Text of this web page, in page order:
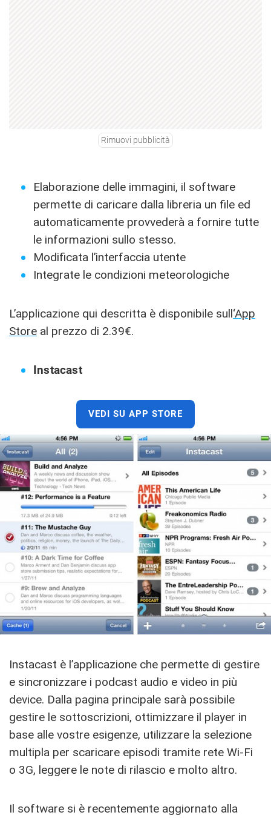
Rimuovi pubblicità
Elaborazione delle immagini, il software
permette di caricare dalla libreria un file ed
automaticamente provvederà a fornire tutte
le informazioni sullo stesso.
Modificata l’interfaccia utente
Integrate le condizioni meteorologiche
L’applicazione qui descritta è disponibile sull‘App
Store al prezzo di 2.39€.
Instacast
VEDI SU APP STORE
Instacast è l’applicazione che permette di gestire
e sincronizzare i podcast audio e video in più
device. Dalla pagina principale sarà possibile
gestire le sottoscrizioni, ottimizzare il player in
base alle vostre esigenze, utilizzare la selezione
multipla per scaricare episodi tramite rete Wi-Fi
o 3G, leggere le note di rilascio e molto altro.
Il software si è recentemente aggiornato alla